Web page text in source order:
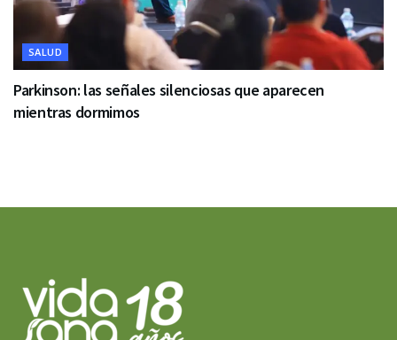
SALUD
Parkinson: las señales silenciosas que aparecen
mientras dormimos